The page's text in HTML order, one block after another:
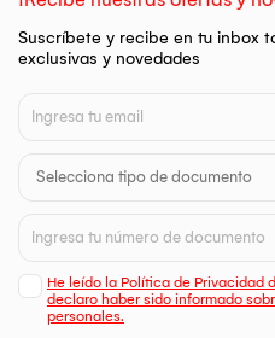
Suscríbete y recibe en tu inbox
exclusivas y novedades
He leído la Política de Privacidad
declaro haber sido informado
personales.